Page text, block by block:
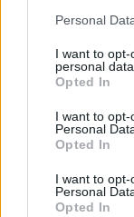
Please note that
not limited to
grant or deny
use your data for
consent section.
Personal
I want to
personal data.
Opted In
I want to
Personal
Opted In
I want to
Personal
Opted In
la celebrazione,
considerandola
necessaria. Questa
pubblico di ogni anno,
romantici e commenti
Tuttavia, anche coloro
spesso riconoscono
condivisione di un
Se se l’è perso: